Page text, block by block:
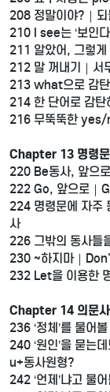
208 정말이야?｜
210 I see는 ‘보인
211 알았어, 그렇
212 말 꺼내기｜서
213 what으로 감
214 한 단어로 감
216 무뚝뚝한
Chapter 13 명령문
220 Be동사, 앞으
222 Go, 앞으로｜
224 명령문에 자주
사
226 그밖의 동사들
230 ~하지마｜
232 Let을 이용한
Chapter 14 의문사
236 ‘정체’를 물
240 ‘원인’을 묻
u+동사원형?
242 ‘언제’냐고